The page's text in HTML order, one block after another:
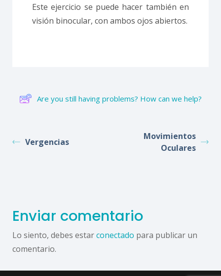
Este ejercicio se puede hacer también en
visión binocular, con ambos ojos abiertos.
Are you still having problems? How can we help?
Vergencias
Movimientos
Oculares
Enviar comentario
Lo siento, debes estarconectado para publicar un
comentario.